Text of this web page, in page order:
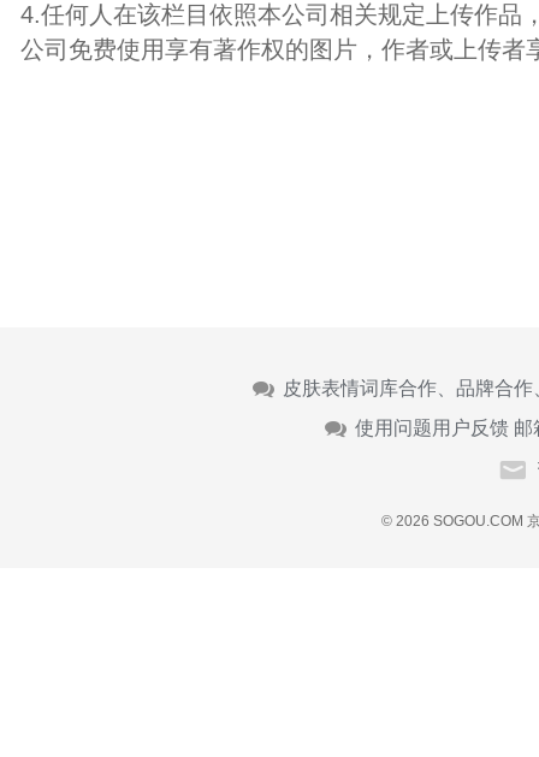
4.任何人在该栏目依照本公司相关规定上传作品
公司免费使用享有著作权的图片，作者或上传者
皮肤表情词库合作、品牌合
使用问题用户反馈 邮
© 2026 SOGOU.COM